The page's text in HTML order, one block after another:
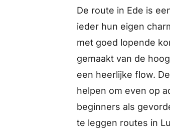
De route in Ede is
ieder hun eigen
met goed lopende
gemaakt van de
een heerlijke flow.
helpen om even op
beginners als
te leggen routes in